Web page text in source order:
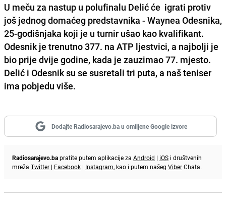
U meču za nastup u polufinalu Delić će igrati protiv
još jednog domaćeg predstavnika - Waynea Odesnika,
25-godišnjaka koji je u turnir ušao kao kvalifikant.
Odesnik je trenutno 377. na ATP ljestvici, a najbolji je
bio prije dvije godine, kada je zauzimao 77. mjesto.
Delić i Odesnik su se susretali tri puta, a naš teniser
ima pobjedu više.
Dodajte Radiosarajevo.ba u omiljene Google izvore
Radiosarajevo.bapratite putem aplikacije za Android | iOS i društvenih
mreža Twitter | Facebook | Instagram, kao i putem našeg ViberChata.